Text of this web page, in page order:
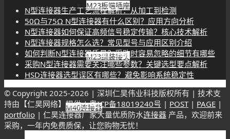
M23板端插座
M23组装接头
M40连接器
N型连接器生产工艺流程解析：从加工到检测
50Ω与75Ω N型连接器有什么区别？应用方向分析
N型连接器如何保证高频信号稳定传输？核心技术解析
N型连接器规格怎么选？常见型号与应用区别介绍
如何判断N型连接器质量？采购时容易忽略的细节有哪些
采购N型连接器需要关注哪些参数？关键选型要点解析
HSD连接器选型误区有哪些？避免影响系统稳定性
© Copyright 2025-2026 | 深圳仁昊伟业科技版权所有 | 技术支
持由【仁昊网络】提供 |粤ICP备18019240号 | POST| PAGE |
portfolio | 仁昊连接器厂家大量优质防水连接器 产品，欢迎前来
采购，一年内免费质保，让您购物无忧！